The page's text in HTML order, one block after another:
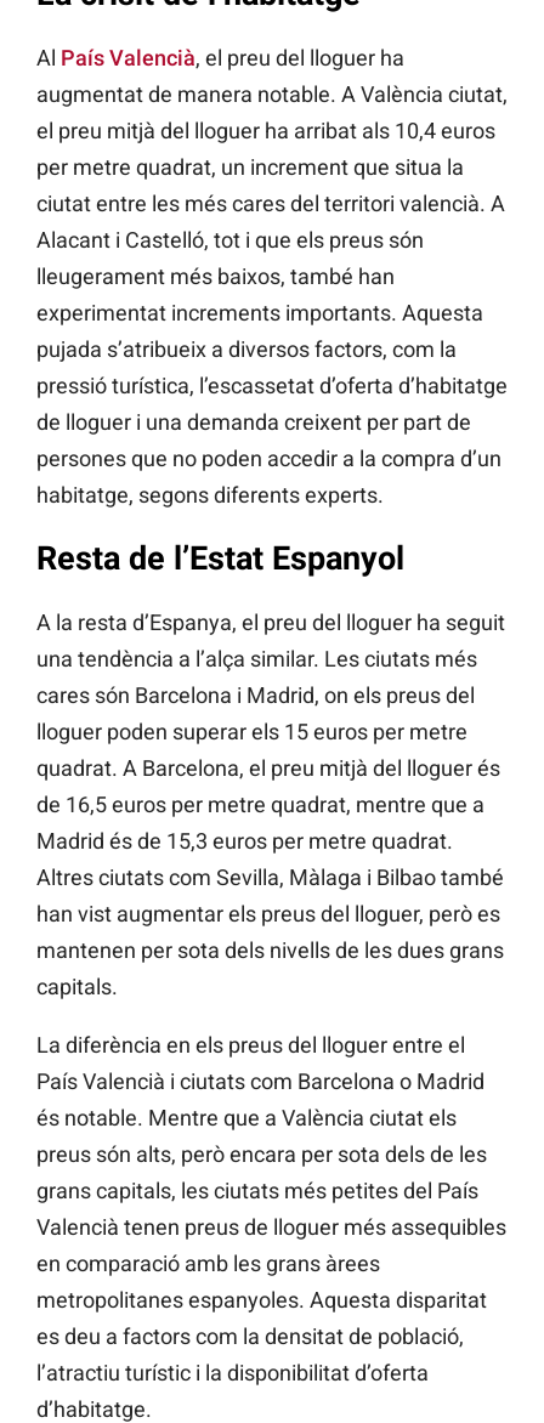
Al País Valencià, el preu del lloguer ha
augmentat de manera notable. A València ciutat,
el preu mitjà del lloguer ha arribat als 10,4 euros
per metre quadrat, un increment que situa la
ciutat entre les més cares del territori valencià. A
Alacant i Castelló, tot i que els preus són
lleugerament més baixos, també han
experimentat increments importants. Aquesta
pujada s’atribueix a diversos factors, com la
pressió turística, l’escassetat d’oferta d’habitatge
de lloguer i una demanda creixent per part de
persones que no poden accedir a la compra d’un
habitatge​​, segons diferents experts.
Resta de l’Estat Espanyol
A la resta d’Espanya, el preu del lloguer ha seguit
una tendència a l’alça similar. Les ciutats més
cares són Barcelona i Madrid, on els preus del
lloguer poden superar els 15 euros per metre
quadrat. A Barcelona, el preu mitjà del lloguer és
de 16,5 euros per metre quadrat, mentre que a
Madrid és de 15,3 euros per metre quadrat.
Altres ciutats com Sevilla, Màlaga i Bilbao també
han vist augmentar els preus del lloguer, però es
mantenen per sota dels nivells de les dues grans
capitals​​.
La diferència en els preus del lloguer entre el
País Valencià i ciutats com Barcelona o Madrid
és notable. Mentre que a València ciutat els
preus són alts, però encara per sota dels de les
grans capitals, les ciutats més petites del País
Valencià tenen preus de lloguer més assequibles
en comparació amb les grans àrees
metropolitanes espanyoles. Aquesta disparitat
es deu a factors com la densitat de població,
l’atractiu turístic i la disponibilitat d’oferta
d’habitatge.